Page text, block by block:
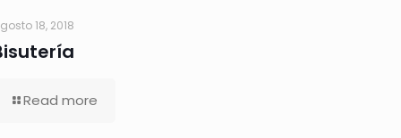
18, 2018
Read more